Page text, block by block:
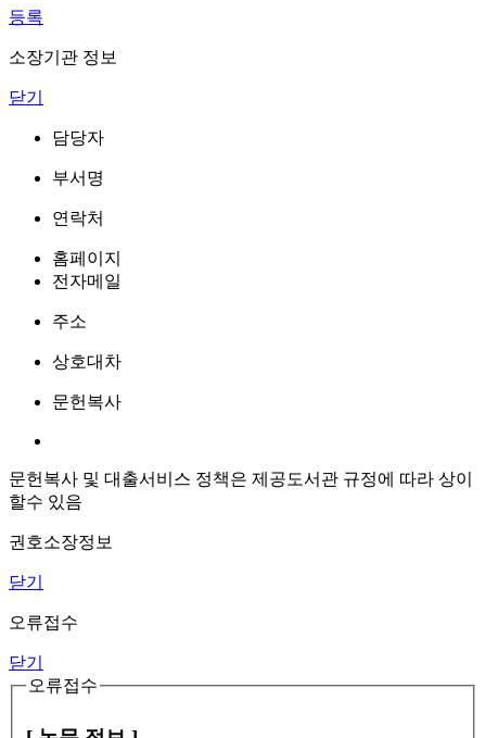
등록
소장기관 정보
닫기
담당자
부서명
연락처
홈페이지
전자메일
주소
상호대차
문헌복사
문헌복사 및 대출서비스 정책은 제공도서관 규정에 따라 상이
할수 있음
권호소장정보
닫기
오류접수
닫기
오류접수